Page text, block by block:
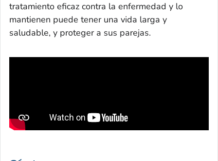
tratamiento eficaz contra la enfermedad y lo
mantienen puede tener una vida larga y
saludable, y proteger a sus parejas.